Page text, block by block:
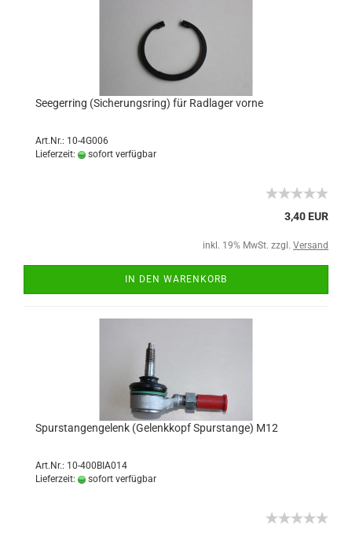
Seegerring (Sicherungsring) für Radlager vorne
Art.Nr.: 10-4G006
Lieferzeit:
sofort verfügbar
3,40 EUR
inkl. 19% MwSt. zzgl. Versand
IN DEN WARENKORB
Spurstangengelenk (Gelenkkopf Spurstange) M12
Art.Nr.: 10-400BIA014
Lieferzeit:
sofort verfügbar